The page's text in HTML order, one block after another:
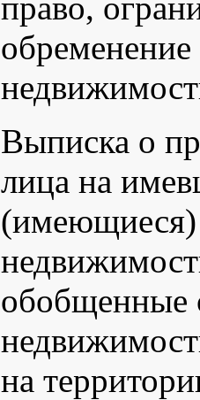
обременение
Выписка о
лица на
(имеющиеся)
обобщенные
на